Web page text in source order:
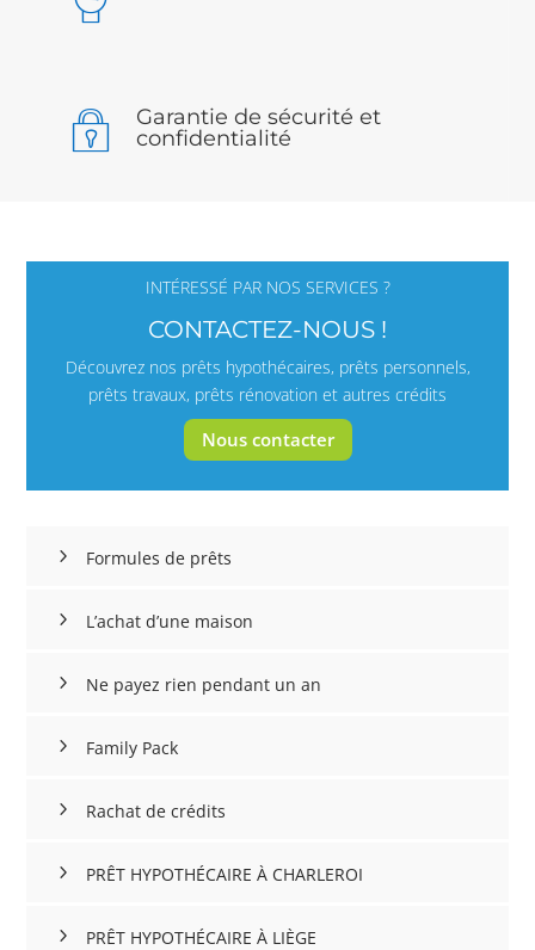
Garantie de sécurité et
confidentialité
INTÉRESSÉ PAR NOS SERVICES ?
CONTACTEZ-NOUS !
Découvrez nos prêts hypothécaires, prêts personnels,
prêts travaux, prêts rénovation et autres crédits
Nous contacter
Formules de prêts
L’achat d’une maison
Ne payez rien pendant un an
Family Pack
Rachat de crédits
PRÊT HYPOTHÉCAIRE À CHARLEROI
PRÊT HYPOTHÉCAIRE À LIÈGE